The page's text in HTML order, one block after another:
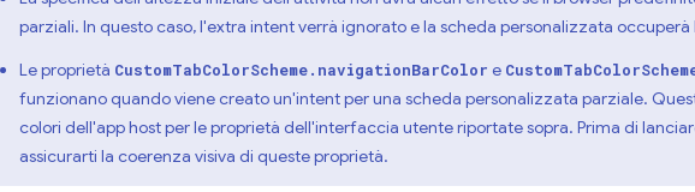
parziali. In questo caso, l'extra intent verrà ignorato e la scheda personalizzata
Le proprietà CustomTabColorScheme.navigationBarColor e
funzionano quando viene creato un'intent per una scheda personalizzata parziale.
colori dell'app host per le proprietà dell'interfaccia utente riportate sopra. Prima di
assicurarti la coerenza visiva di queste proprietà.